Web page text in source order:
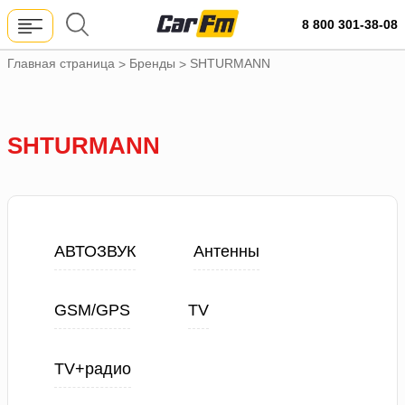
8 800 301-38-08
Главная страница > Бренды > SHTURMANN
SHTURMANN
АВТОЗВУК Антенны
GSM/GPS TV
TV+радио